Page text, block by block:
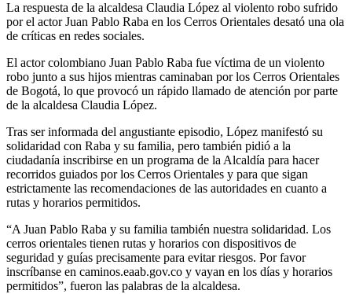
La respuesta de la alcaldesa Claudia López al violento robo sufrido
por el actor Juan Pablo Raba en los Cerros Orientales desató una ola
de críticas en redes sociales.
El actor colombiano Juan Pablo Raba fue víctima de un violento
robo junto a sus hijos mientras caminaban por los Cerros Orientales
de Bogotá, lo que provocó un rápido llamado de atención por parte
de la alcaldesa Claudia López.
Tras ser informada del angustiante episodio, López manifestó su
solidaridad con Raba y su familia, pero también pidió a la
ciudadanía inscribirse en un programa de la Alcaldía para hacer
recorridos guiados por los Cerros Orientales y para que sigan
estrictamente las recomendaciones de las autoridades en cuanto a
rutas y horarios permitidos.
“A Juan Pablo Raba y su familia también nuestra solidaridad. Los
cerros orientales tienen rutas y horarios con dispositivos de
seguridad y guías precisamente para evitar riesgos. Por favor
inscríbanse en caminos.eaab.gov.co y vayan en los días y horarios
permitidos”, fueron las palabras de la alcaldesa.